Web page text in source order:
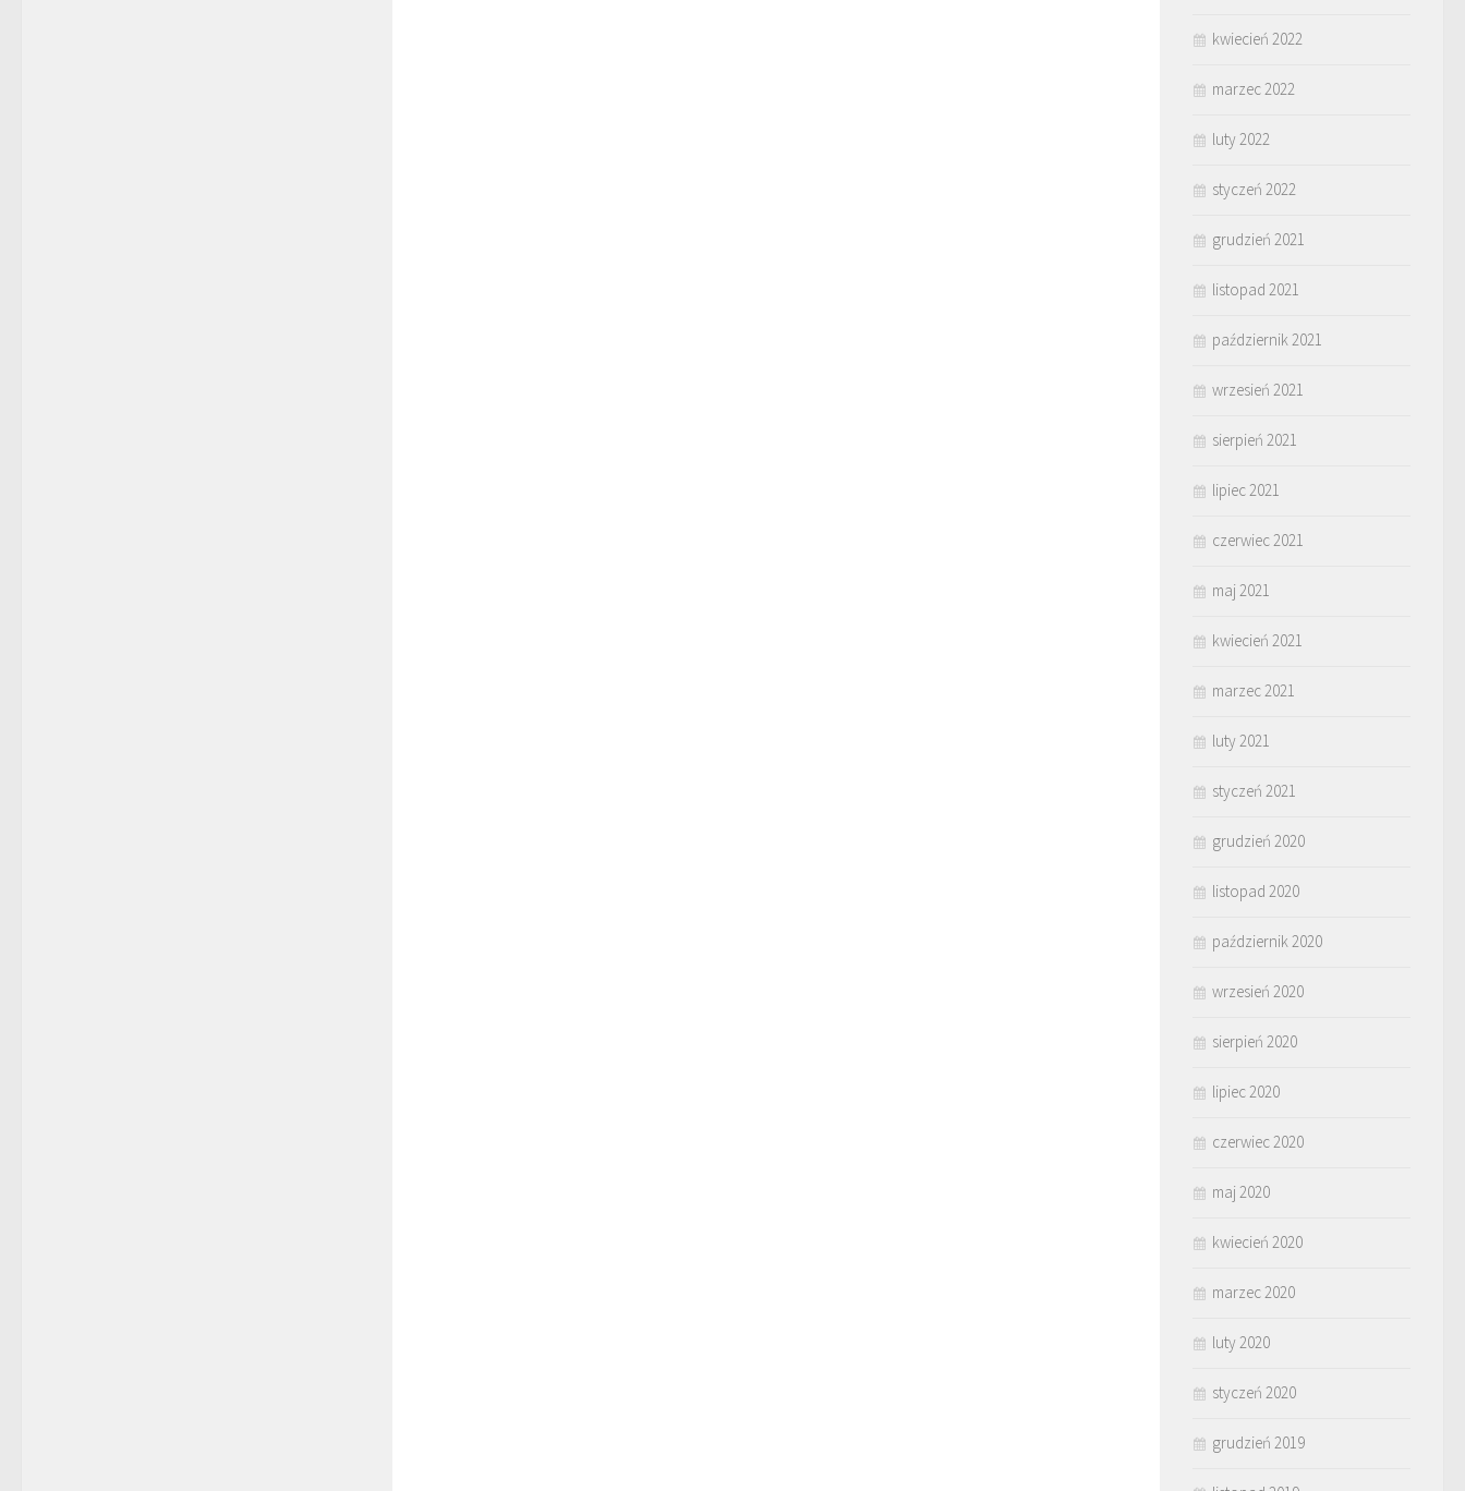
kwiecień 2022
marzec 2022
luty 2022
styczeń 2022
grudzień 2021
listopad 2021
październik 2021
wrzesień 2021
sierpień 2021
lipiec 2021
czerwiec 2021
maj 2021
kwiecień 2021
marzec 2021
luty 2021
styczeń 2021
grudzień 2020
listopad 2020
październik 2020
wrzesień 2020
sierpień 2020
lipiec 2020
czerwiec 2020
maj 2020
kwiecień 2020
marzec 2020
luty 2020
styczeń 2020
grudzień 2019